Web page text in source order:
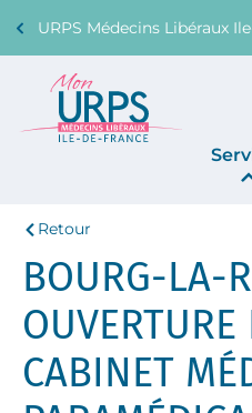
URPS Médecins Libéraux
Support Médecin
01 45 45 45 45
Retour
BOURG-LA-
OUVERTURE
CABINET